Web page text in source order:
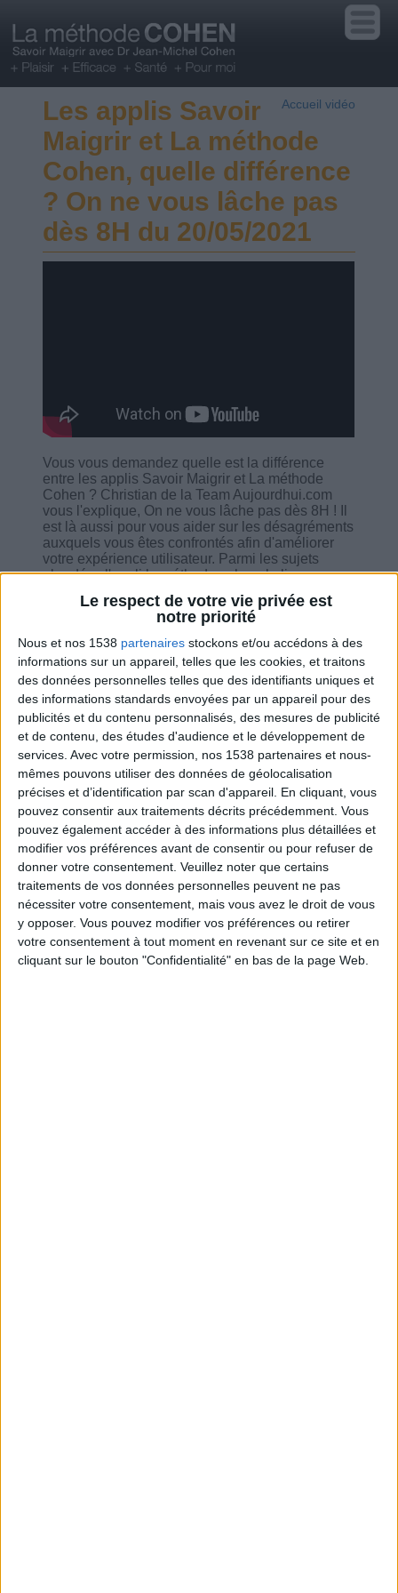
Le respect de votre vie privée est
notre priorité
Nous et nos 1538 partenaires stockons et/ou accédons à des
informations sur un appareil, telles que les cookies, et traitons
des données personnelles telles que des identifiants uniques et
des informations standards envoyées par un appareil pour des
publicités et du contenu personnalisés, des mesures de publicité
et de contenu, des études d'audience et le développement de
services. Avec votre permission, nos 1538 partenaires et nous-
mêmes pouvons utiliser des données de géolocalisation
précises et d’identification par scan d'appareil. En cliquant, vous
pouvez consentir aux traitements décrits précédemment. Vous
pouvez également accéder à des informations plus détaillées et
modifier vos préférences avant de consentir ou pour refuser de
donner votre consentement. Veuillez noter que certains
traitements de vos données personnelles peuvent ne pas
nécessiter votre consentement, mais vous avez le droit de vous
y opposer. Vous pouvez modifier vos préférences ou retirer
votre consentement à tout moment en revenant sur ce site et en
cliquant sur le bouton "Confidentialité" en bas de la page Web.
Accueil vidéo
Les applis Savoir
Maigrir et La méthode
Cohen, quelle différence
? On ne vous lâche pas
dès 8H du 20/05/2021
Vous vous demandez quelle est la différence
entre les applis Savoir Maigrir et La méthode
Cohen ? Christian de la Team Aujourdhui.com
vous l'explique, On ne vous lâche pas dès 8H ! Il
est là aussi pour vous aider sur les désagréments
auxquels vous êtes confrontés afin d'améliorer
votre expérience utilisateur. Parmi les sujets
abordés : l'appli la méthode cohen, le live sur
facebook et difficulté pour laisser un message,
accès au groupe facebook, notifications des lives,
comment contacter la diététicienne...
Combien de kilos souhaitez-vous perdre ?
Moins de
5 kilos
De 5 à 10
kilos
Plus de
10 kilos
Service-client & Motivation
Les équipes du Service-client et de la
Communauté Savoir Maigrir vous aident
chaque semaine à vous rapprocher
sereinement de votre objectif minceur.